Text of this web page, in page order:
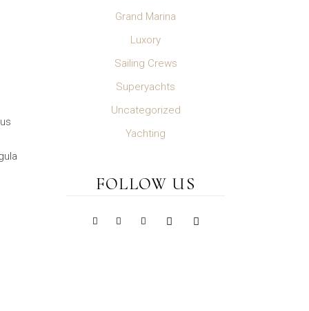
Grand Marina
Luxory
Sailing Crews
Superyachts
Uncategorized
Yachting
FOLLOW US